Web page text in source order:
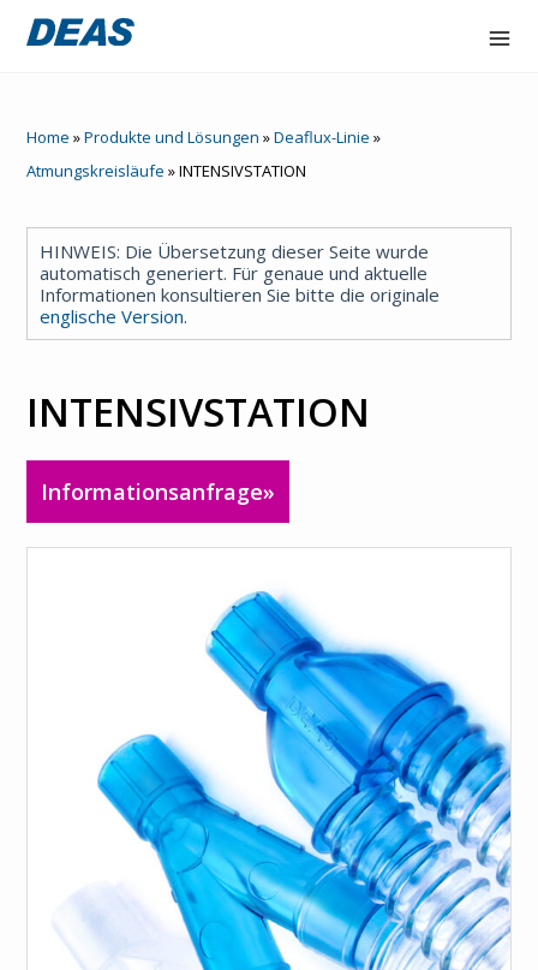
Select your
language
Français
Español
Suche
Atorex
FlowOne
Hydraltis
n
Home »Produkte und Lösungen »Deaflux-Linie »
Atmungskreisläufe »INTENSIVSTATION
HINWEIS: Die Übersetzung dieser Seite wurde
automatisch generiert. Für genaue und aktuelle
Informationen konsultieren Sie bitte die originale
englische Version.
INTENSIVSTATION
Informationsanfrage»